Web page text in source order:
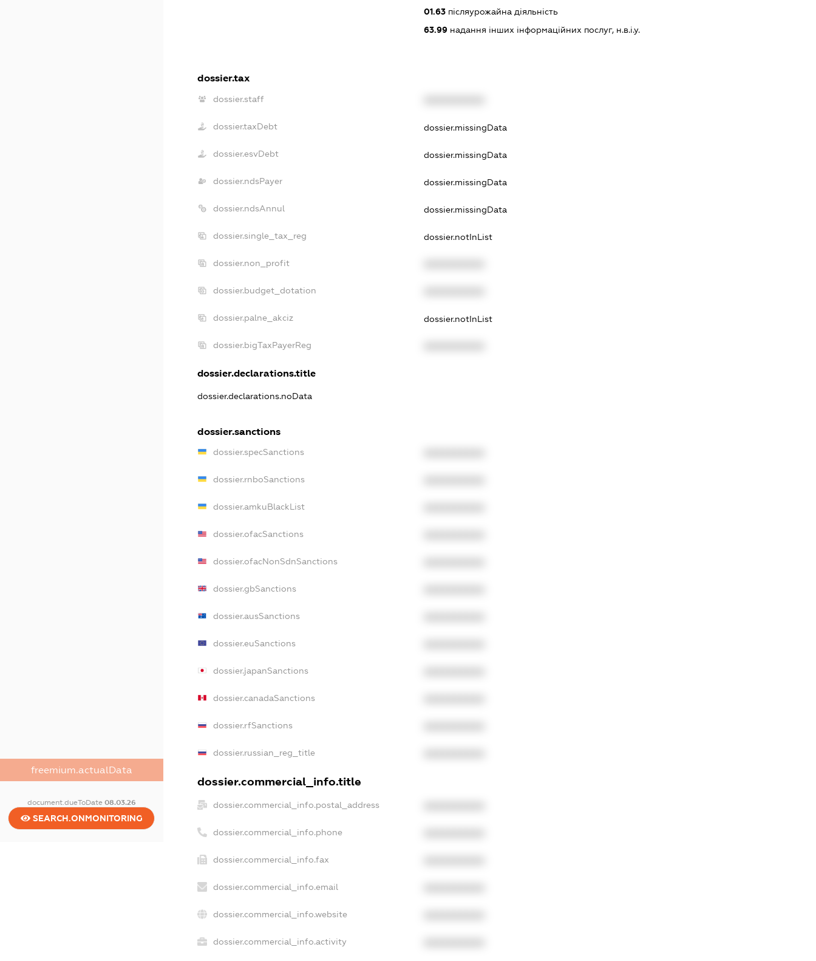
freemium.actualData
document.dueToDate 08.03.26
SEARCH.ONMONITORING
01.63післяурожайна діяльність
63.99надання інших інформаційних послуг, н.в.і.у.
dossier.tax
dossier.staff
dossier.taxDebt dossier.missingData
dossier.esvDebt dossier.missingData
dossier.ndsPayer dossier.missingData
dossier.ndsAnnul dossier.missingData
dossier.single_tax_reg dossier.notInList
dossier.non_profit
dossier.budget_dotation
dossier.palne_akciz dossier.notInList
dossier.bigTaxPayerReg
dossier.declarations.title
dossier.declarations.noData
dossier.sanctions
dossier.specSanctions
dossier.rnboSanctions
dossier.amkuBlackList
dossier.ofacSanctions
dossier.ofacNonSdnSanctions
dossier.gbSanctions
dossier.ausSanctions
dossier.euSanctions
dossier.japanSanctions
dossier.canadaSanctions
dossier.rfSanctions
dossier.russian_reg_title
dossier.commercial_info.title
dossier.commercial_info.postal_address
dossier.commercial_info.phone
dossier.commercial_info.fax
dossier.commercial_info.email
dossier.commercial_info.website
dossier.commercial_info.activity